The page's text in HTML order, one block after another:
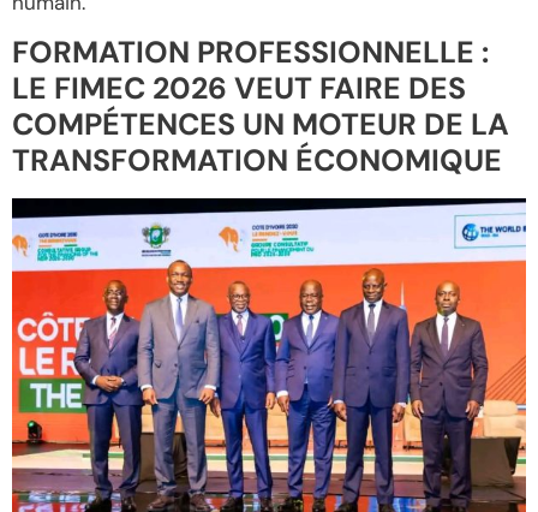
FORMATION PROFESSIONNELLE :
LE FIMEC 2026 VEUT FAIRE DES
COMPÉTENCES UN MOTEUR DE LA
TRANSFORMATION ÉCONOMIQUE